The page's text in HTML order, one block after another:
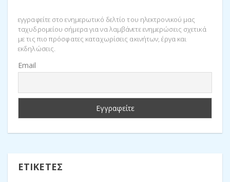
εγγραφείτε στο ενημερωτικό δελτίο του ηλεκτρονικού μας
ταχυδρομείου σήμερα για να λαμβάνετε ενημερώσεις σχετικά
με τις πιο πρόσφατες καταχωρίσεις ακινήτων, έργα και
εκδηλώσεις.
Email
ΕΤΙΚΈΤΕΣ